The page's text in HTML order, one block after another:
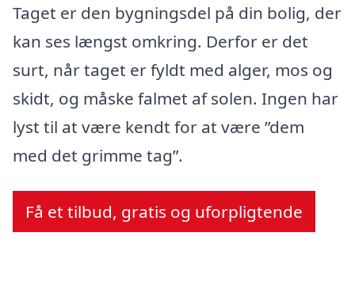
Taget er den bygningsdel på din bolig, der
kan ses længst omkring. Derfor er det
surt, når taget er fyldt med alger, mos og
skidt, og måske falmet af solen. Ingen har
lyst til at være kendt for at være ”dem
med det grimme tag”.
Få et tilbud, gratis og uforpligtende